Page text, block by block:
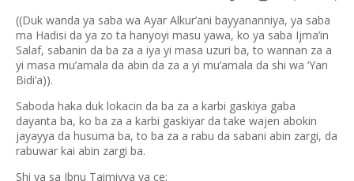
((Duk wanda ya saba wa Ayar Alkur’ani bayyananniya, ya saba
ma Hadisi da ya zo ta hanyoyi masu yawa, ko ya saba Ijma’in
Salaf, sabanin da ba za a iya yi masa uzuri ba, to wannan za a
yi masa mu’amala da abin da za a yi mu’amala da shi wa ‘Yan
Bidi’a)).
Saboda haka duk lokacin da ba za a karbi gaskiya gaba
dayanta ba, ko ba za a karbi gaskiyar da take wajen abokin
jayayya da husuma ba, to ba za a rabu da sabani abin zargi, da
rabuwar kai abin zargi ba.
Shi ya sa Ibnu Taimiyya ya ce: